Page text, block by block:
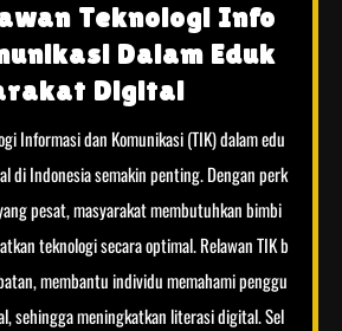
Teknologi Info
Dalam Eduk
Digital
Informasi dan Komunikasi (TIK) dalam edu
di Indonesia semakin penting. Dengan perk
pesat, masyarakat membutuhkan bimbi
teknologi secara optimal. Relawan TIK b
membantu individu memahami penggu
sehingga meningkatkan literasi digital. Sel